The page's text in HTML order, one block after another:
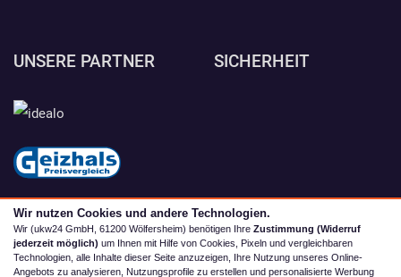
UNSERE PARTNER SICHERHEIT
Wir nutzen Cookies und andere Technologien.
Wir (ukw24 GmbH, 61200 Wölfersheim) benötigen Ihre Zustimmung (Widerruf
jederzeit möglich) um Ihnen mit Hilfe von Cookies, Pixeln und vergleichbaren
Technologien, alle Inhalte dieser Seite anzuzeigen, Ihre Nutzung unseres Online-
Angebots zu analysieren, Nutzungsprofile zu erstellen und personalisierte Werbung